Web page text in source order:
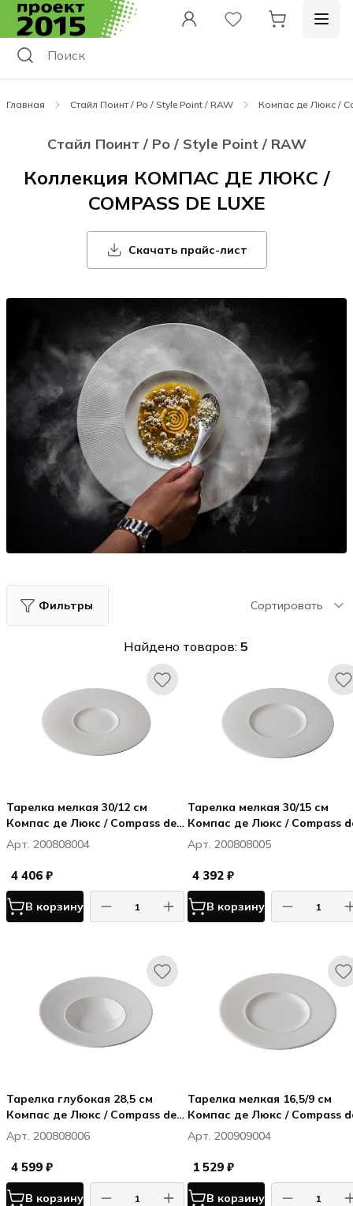
Главная Стайл Поинт / Ро / Style Point / RAW Компас де Люкс /
Стайл Поинт / Ро / Style Point / RAW
Коллекция КОМПАС ДЕ ЛЮКС /
COMPASS DE LUXE
Скачать прайс-лист
Фильтры Сортировать
Найдено товаров: 5
Тарелка мелкая 30/12 см
Компас де Люкс / Compass de
Luxe
Арт. 200808004
4 406 ₽
В корзину
Тарелка мелкая 30/15 см
Компас де Люкс / Compass
Luxe
Арт. 200808005
4 392 ₽
В корзину
Тарелка глубокая 28,5 см
Компас де Люкс / Compass de
Luxe
Арт. 200808006
4 599 ₽
В корзину
Тарелка мелкая 16,5/9 см
Компас де Люкс / Compass
Luxe
Арт. 200909004
1 529 ₽
В корзину